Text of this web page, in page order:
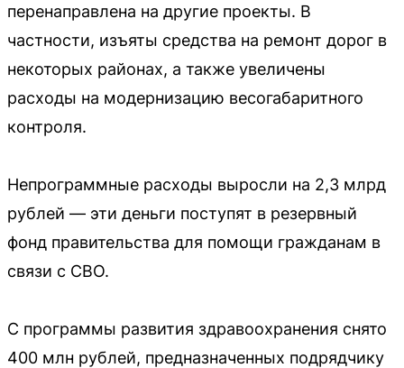
перенаправлена на другие проекты. В
частности, изъяты средства на ремонт дорог в
некоторых районах, а также увеличены
расходы на модернизацию весогабаритного
контроля.
Непрограммные расходы выросли на 2,3 млрд
рублей — эти деньги поступят в резервный
фонд правительства для помощи гражданам в
связи с СВО.
С программы развития здравоохранения снято
400 млн рублей, предназначенных подрядчику